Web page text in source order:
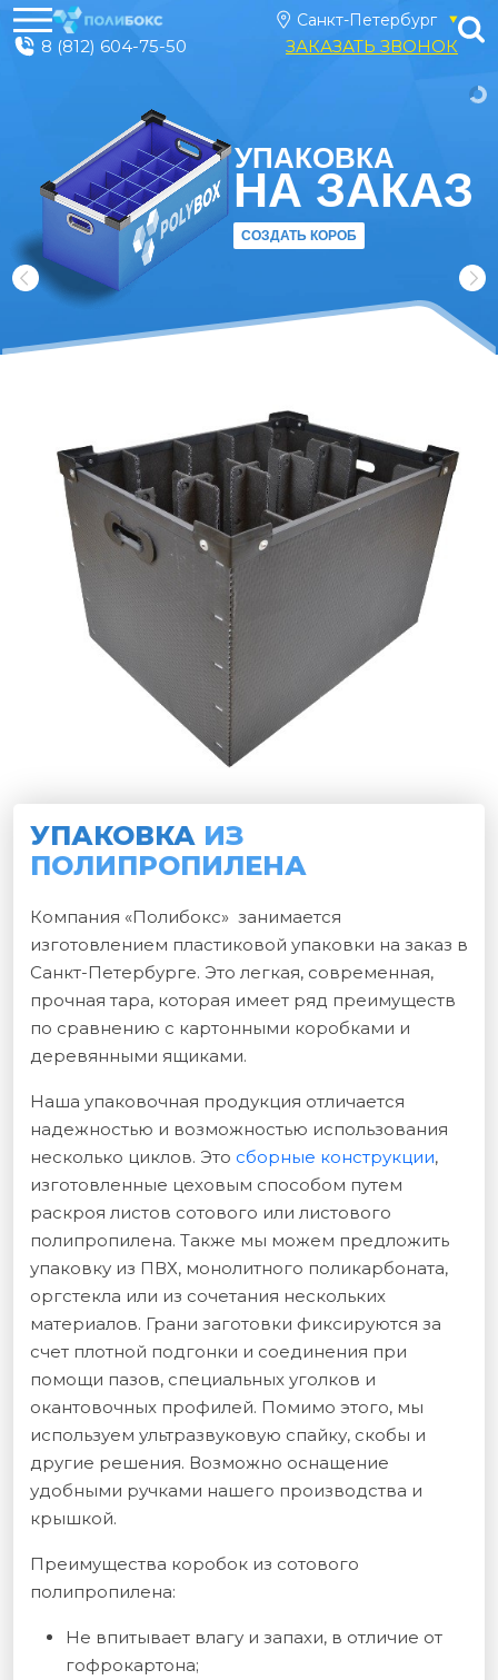
8 (812) 604-75-50 ЗАКАЗАТЬ ЗВОНОК
УПАКОВКА
НА ЗАКАЗ
СОЗДАТЬ КОРОБ
УПАКОВКА ИЗ
ПОЛИПРОПИЛЕНА
Компания «Полибокс» занимается
изготовлением пластиковой упаковки на заказ в
Санкт-Петербурге. Это легкая, современная,
прочная тара, которая имеет ряд преимуществ
по сравнению с картонными коробками и
деревянными ящиками.
Наша упаковочная продукция отличается
надежностью и возможностью использования
несколько циклов. Это сборные конструкции,
изготовленные цеховым способом путем
раскроя листов сотового или листового
полипропилена. Также мы можем предложить
упаковку из ПВХ, монолитного поликарбоната,
оргстекла или из сочетания нескольких
материалов. Грани заготовки фиксируются за
счет плотной подгонки и соединения при
помощи пазов, специальных уголков и
окантовочных профилей. Помимо этого, мы
используем ультразвуковую спайку, скобы и
другие решения. Возможно оснащение
удобными ручками нашего производства и
крышкой.
Преимущества коробок из сотового
полипропилена:
Не впитывает влагу и запахи, в отличие от
гофрокартона;